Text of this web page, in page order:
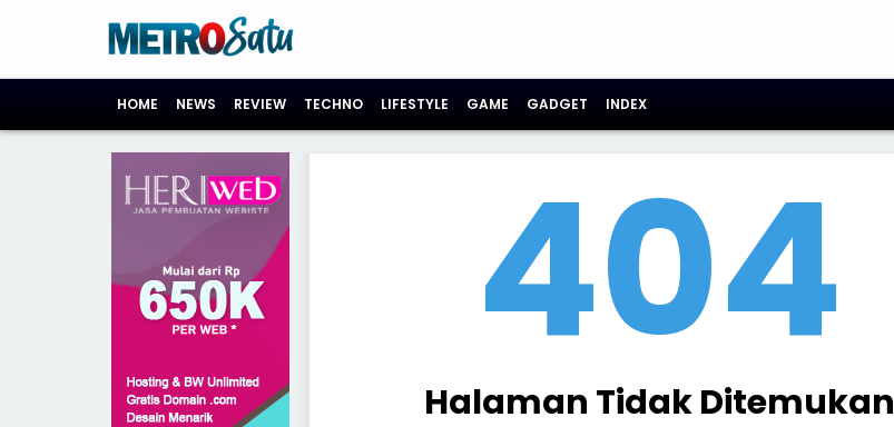
HOME NEWS REVIEW TECHNO LIFESTYLE GAME GADGET INDEX
404
Halaman Tidak Ditemukan